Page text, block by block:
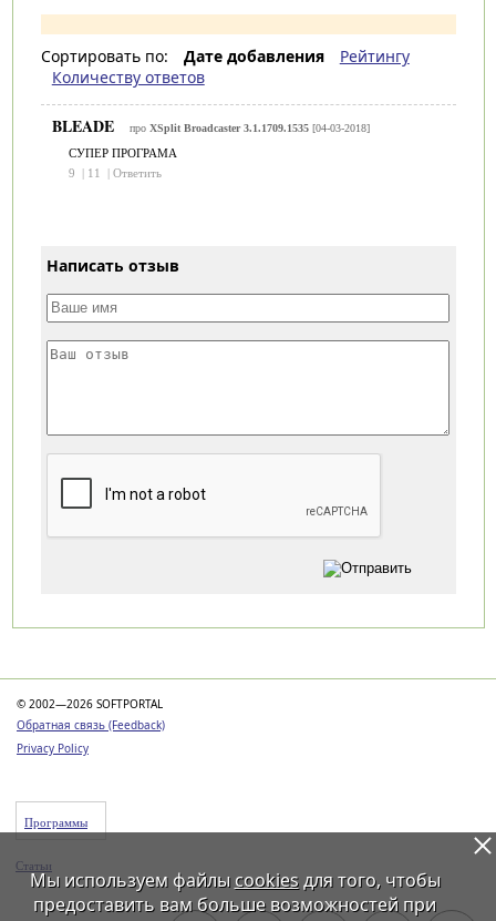
Сортировать по: Дате добавления
Рейтингу
Количеству ответов
BLEADE про XSplit Broadcaster 3.1.1709.1535[04-03-2018]
СУПЕР ПРОГРАМА
9
| 11 | Ответить
Написать отзыв
© 2002—2026 SOFTPORTAL
Обратная связь (Feedback)
Privacy Policy
Программы
Статьи
Мы используем файлы cookiesдля того, чтобы
предоставить вам больше возможностей при